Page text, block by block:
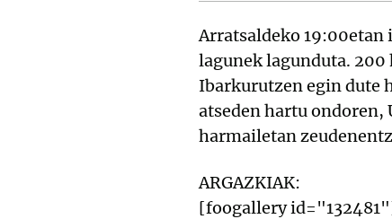
Arratsaldeko
lagunek lagunduta. 200
Ibarkurutzen egin dute
atseden hartu ondoren,
harmailetan
ARGAZKIAK:
[foogallery